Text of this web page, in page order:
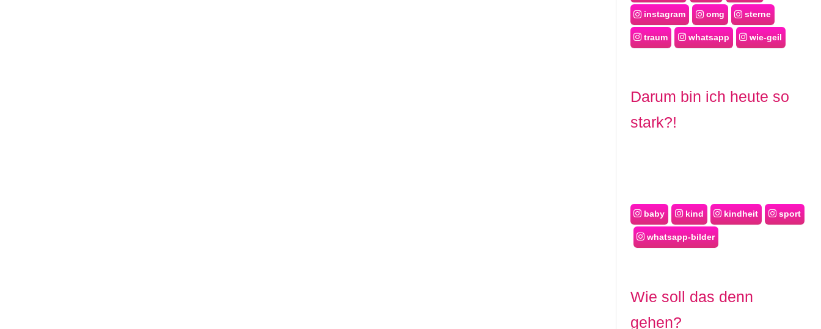
instagram omg sterne
traum whatsapp wie-geil
Darum bin ich heute so
stark?!
baby kind kindheit sport
whatsapp-bilder
Wie soll das denn
gehen?